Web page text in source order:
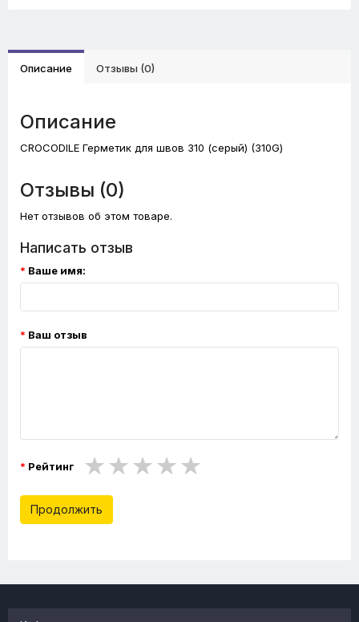
Описание Отзывы (0)
Описание
CROCODILE Герметик для швов 310 (серый) (310G)
Отзывы (0)
Нет отзывов об этом товаре.
Написать отзыв
Ваше имя:
Ваш отзыв
Рейтинг
Продолжить